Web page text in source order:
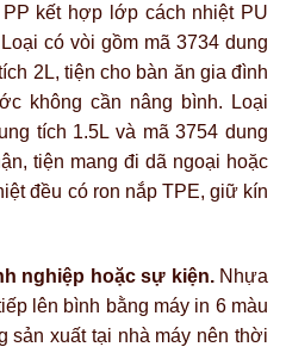
kết hợp lớp cách nhiệt PU
có vòi gồm mã 3734 dung
2L, tiện cho bàn ăn gia đình
không cần nâng bình. Loại
tích 1.5L và mã 3754 dung
tiện mang đi dã ngoại hoặc
đều có ron nắp TPE, giữ kín
nghiệp hoặc sự kiện.Nhựa
lên bình bằng máy in 6 màu
sản xuất tại nhà máy nên thời